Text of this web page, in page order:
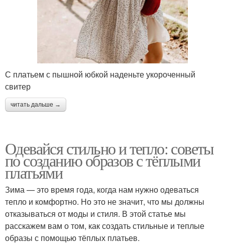
С платьем с пышной юбкой наденьте укороченный
свитер
читать дальше →
Одевайся стильно и тепло: советы
по созданию образов с тёплыми
платьями
Зима — это время года, когда нам нужно одеваться
тепло и комфортно. Но это не значит, что мы должны
отказываться от моды и стиля. В этой статье мы
расскажем вам о том, как создать стильные и теплые
образы с помощью тёплых платьев.